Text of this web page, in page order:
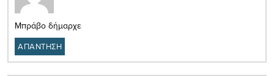
Μπράβο δήμαρχε
ΑΠΑΝΤΗΣΗ